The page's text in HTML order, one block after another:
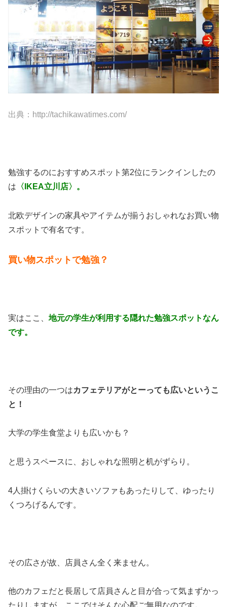
出典：http://tachikawatimes.com/
勉強するのにおすすめスポット第2位にランクインしたの
は 〈IKEA立川店〉。
北欧デザインの家具やアイテムが揃うおしゃれなお買い物
スポットで有名です。
買い物スポットで勉強？
実はここ、 地元の学生が利用する隠れた勉強スポットなん
です。
その理由の一つはカフェテリアがとーっても広いというこ
と！
大学の学生食堂よりも広いかも？
と思うスペースに、おしゃれな照明と机がずらり。
4人掛けくらいの大きいソファもあったりして、ゆったり
くつろげるんです。
その広さが故、店員さん全く来ません。
他のカフェだと長居して店員さんと目が合って気まずかっ